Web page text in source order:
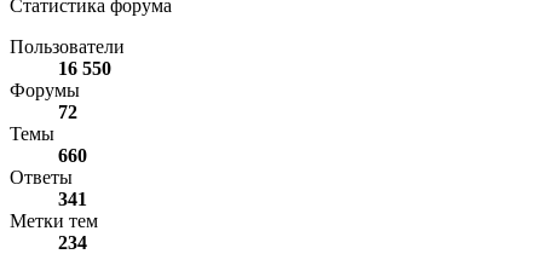
Статистика форума
Пользователи
16 550
Форумы
72
Темы
660
Ответы
341
Метки тем
234